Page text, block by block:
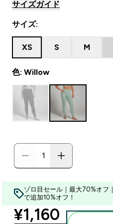
サイズガイド
サイズ:
XS S M
色: Willow
ゾロ目セール｜最大70%オフ
で追加10%オフ！
discounted
¥1,160‎